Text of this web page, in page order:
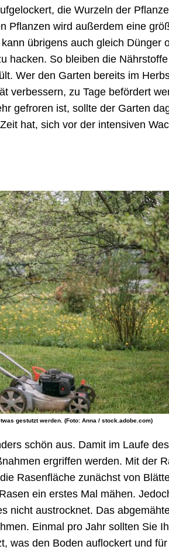
die Wurzeln der
Pflanzen wird außerdem eine
übrigens auch gleich Dünger
hacken. So bleiben die
Wer den Garten bereits im
verbessern, zu Tage befördert
gefroren ist, sollte der Garten
hat, sich vor der intensiven
gestutzt werden. (Foto: Anna / stock.adobe.com)
schön aus. Damit im Laufe
ergriffen werden. Mit der
Rasenfläche zunächst von
ein erstes Mal mähen.
nicht austrocknet. Das
Einmal pro Jahr sollten Sie
was den Boden auflockert und